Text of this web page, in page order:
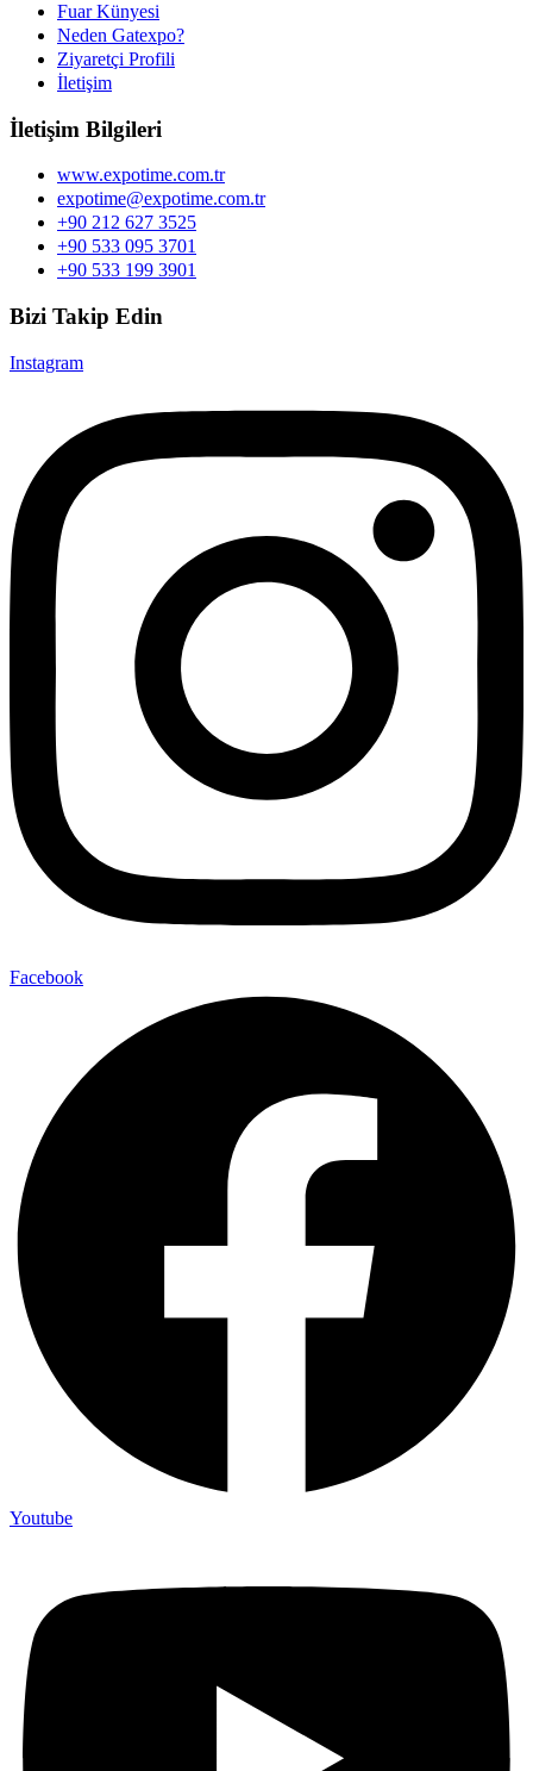
Fuar Künyesi
Neden Gatexpo?
Ziyaretçi Profili
İletişim
İletişim Bilgileri
www.expotime.com.tr
expotime@expotime.com.tr
+90 212 627 3525
+90 533 095 3701
+90 533 199 3901
Bizi Takip Edin
Instagram
Facebook
Youtube